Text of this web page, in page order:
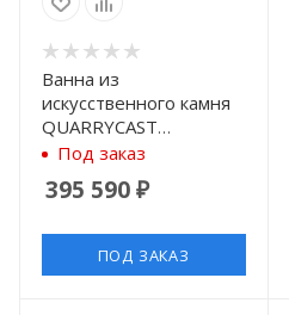
Ванна из
искусственного камня
QUARRYCAST
Victoria+Albert
Shropshire SHR-N-SW-
OF+FT-SHR-PN
Под заказ
395 590₽
ПОД ЗАКАЗ